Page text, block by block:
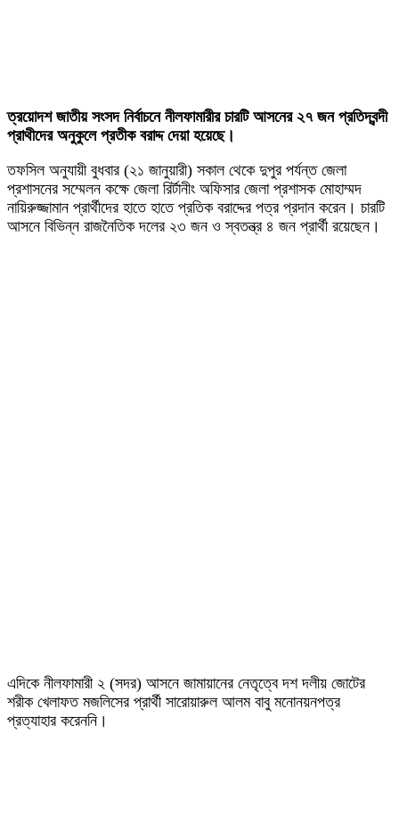
ত্রয়োদশ জাতীয় সংসদ নির্বাচনে নীলফামারীর চারটি আসনের ২৭ জন প্রতিদ্বন্দী
প্রাথীদের অনুকুলে প্রতীক বরাদ্দ দেয়া হয়েছে।
তফসিল অনুযায়ী বুধবার (২১ জানুয়ারী) সকাল থেকে দুপুর পর্যন্ত জেলা
প্রশাসনের সম্মেলন কক্ষে জেলা রির্টানীং অফিসার জেলা প্রশাসক মোহাম্মদ
নায়িরুজ্জামান প্রার্থীদের হাতে হাতে প্রতিক বরাদ্দের পত্র প্রদান করেন। চারটি
আসনে বিভিন্ন রাজনৈতিক দলের ২৩ জন ও স্বতন্ত্র ৪ জন প্রার্থী রয়েছেন।
এদিকে নীলফামারী ২ (সদর) আসনে জামায়ানের নেতৃত্বে দশ দলীয় জোটের
শরীক খেলাফত মজলিসের প্রার্থী সারোয়ারুল আলম বাবু মনোনয়নপত্র
প্রত্যাহার করেননি।